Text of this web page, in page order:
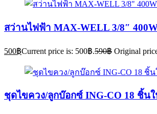
สว่านไฟฟ้า MAX-WELL 3/8″
500฿Current price is: 500฿.590฿ Original
ชุดไขควง/ลูกบ๊อกซ์ ING-CO 18 ชิ้น